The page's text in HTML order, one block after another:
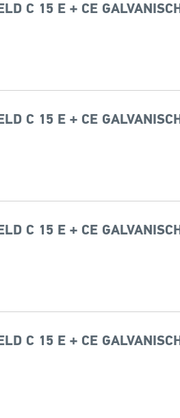
C 15 E + CE GALVANISCH
C 15 E + CE GALVANISCH
C 15 E + CE GALVANISCH
C 15 E + CE GALVANISCH